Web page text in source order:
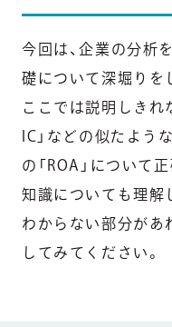
今回は、企業の分析
礎について深堀りを
ここでは説明しきれ
IC」などの似たよう
の「ROA」について
知識についても理解
わからない部分があ
してみてください。